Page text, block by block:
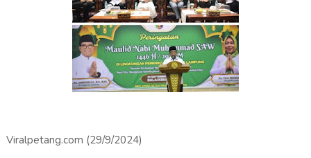
Viralpetang.com (29/9/2024)